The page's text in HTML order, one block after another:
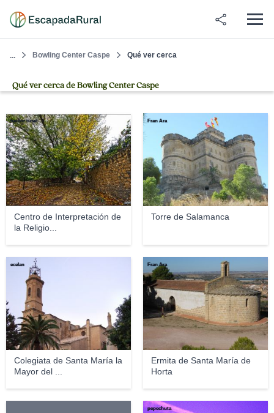
... Bowling Center Caspe Qué ver cerca
Qué ver cerca de Bowling Center Caspe
Centro de Interpretación de
la Religio...
hector tuset
Torre de Salamanca
Fran Ara
Colegiata de Santa María la
Mayor del ...
ecelan
Ermita de Santa María de
Horta
Fran Ara
pepechuta